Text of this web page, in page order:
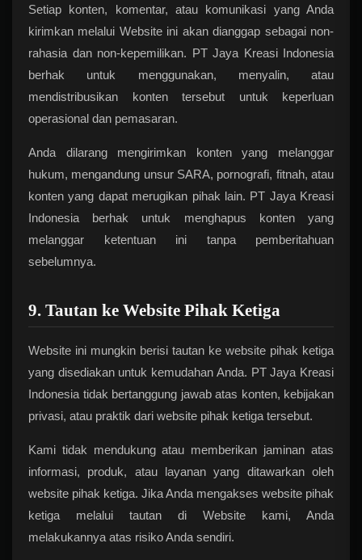
Setiap konten, komentar, atau komunikasi yang Anda
kirimkan melalui Website ini akan dianggap sebagai non-
rahasia dan non-kepemilikan. PT Jaya Kreasi Indonesia
berhak untuk menggunakan, menyalin, atau
mendistribusikan konten tersebut untuk keperluan
operasional dan pemasaran.
Anda dilarang mengirimkan konten yang melanggar
hukum, mengandung unsur SARA, pornografi, fitnah, atau
konten yang dapat merugikan pihak lain. PT Jaya Kreasi
Indonesia berhak untuk menghapus konten yang
melanggar ketentuan ini tanpa pemberitahuan
sebelumnya.
9. Tautan ke Website Pihak Ketiga
Website ini mungkin berisi tautan ke website pihak ketiga
yang disediakan untuk kemudahan Anda. PT Jaya Kreasi
Indonesia tidak bertanggung jawab atas konten, kebijakan
privasi, atau praktik dari website pihak ketiga tersebut.
Kami tidak mendukung atau memberikan jaminan atas
informasi, produk, atau layanan yang ditawarkan oleh
website pihak ketiga. Jika Anda mengakses website pihak
ketiga melalui tautan di Website kami, Anda
melakukannya atas risiko Anda sendiri.